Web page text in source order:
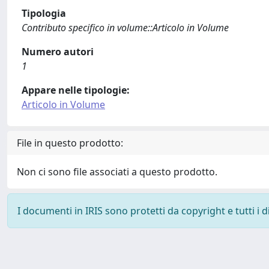
Tipologia
Contributo specifico in volume::Articolo in Volume
Numero autori
1
Appare nelle tipologie:
Articolo in Volume
File in questo prodotto:
Non ci sono file associati a questo prodotto.
I documenti in IRIS sono protetti da copyright e tutti i